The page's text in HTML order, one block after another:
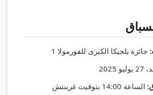
جائزة بلجيكا الكبرى للفورمولا 1
2025
الساعة 14:00 بتوقيت غرينتش